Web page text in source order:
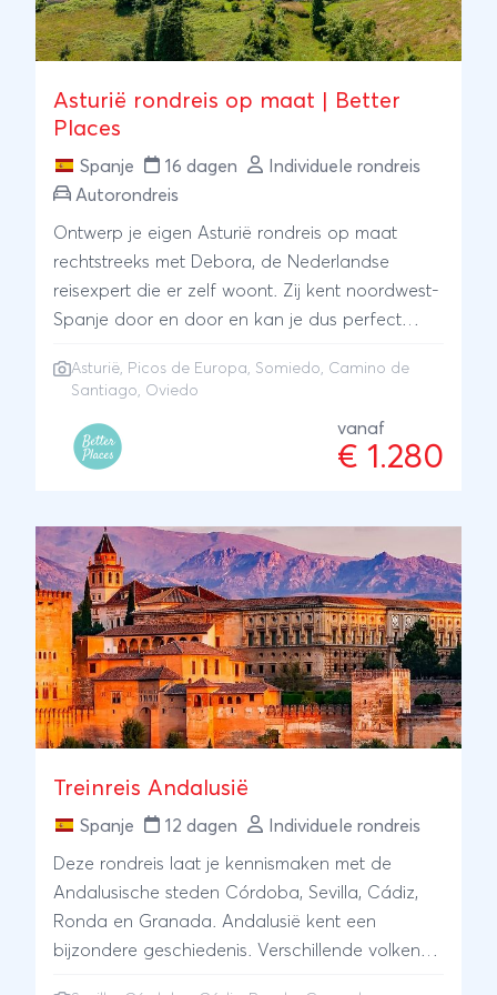
Asturië rondreis op maat | Better
Places
Spanje 16 dagen
Individuele rondreis
Autorondreis
Ontwerp je eigen Asturië rondreis op maat
rechtstreeks met Debora, de Nederlandse
reisexpert die er zelf woont. Zij kent noordwest-
Spanje door en door en kan je dus perfect
authentieke accommodaties. Verken de
beren in Somiedo en wandel een etappe van
de Camino de Santiago rondom Oviedo. Je
landelijke Spanje ver van de gebaande paden.
ANVR/SGR
Asturië, Picos de Europa, Somiedo, Camino de
Santiago, Oviedo
vanaf
€ 1.280
Treinreis Andalusië
Spanje 12 dagen Individuele rondreis
Deze rondreis laat je kennismaken met de
Andalusische steden Córdoba, Sevilla, Cádiz,
Ronda en Granada. Andalusië kent een
bijzondere geschiedenis. Verschillende volken